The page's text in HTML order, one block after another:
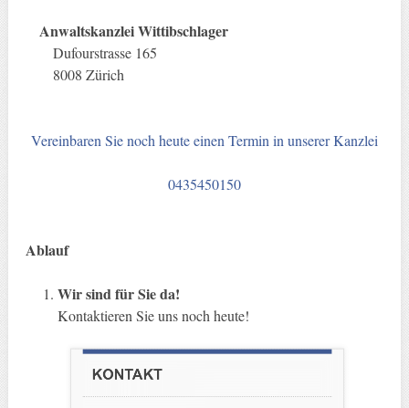
Anwaltskanzlei Wittibschlager
Dufourstrasse 165
8008 Zürich
Vereinbaren Sie noch heute einen Termin in unserer Kanzlei
0435450150
Ablauf
Wir sind für Sie da!
Kontaktieren Sie uns noch heute!